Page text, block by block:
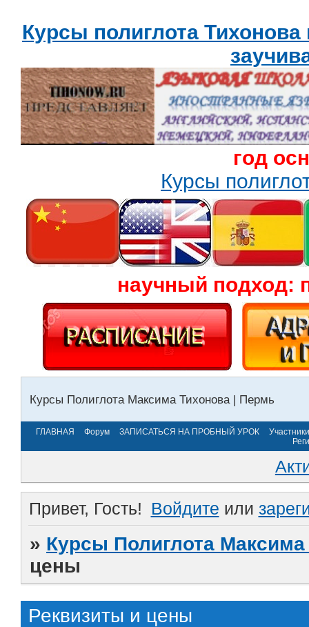
Курсы полиглота
год
Курсы
научный подход:
Курсы Полиглота Максима Тихонова | Пермь
ГЛАВНАЯ Форум ЗАПИСАТЬСЯ НА ПРОБНЫЙ УРОК
Участники
Привет, Гость! Войдите или
» Курсы Полиглота
цены
Реквизиты и цены